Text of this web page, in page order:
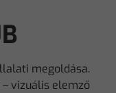
megoldása.
vizuális elemző